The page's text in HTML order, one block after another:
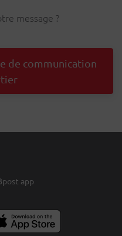
message ?
de communication
app